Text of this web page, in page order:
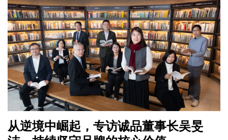
从逆境中崛起，专访诚品董事长吴旻